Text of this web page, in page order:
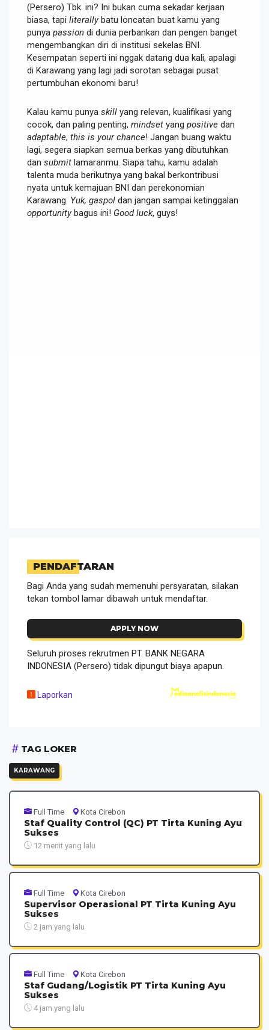
(Persero) Tbk. ini? Ini bukan cuma sekadar kerjaan
biasa, tapi literallybatu loncatan buat kamu yang
punya passion di dunia perbankan dan pengen banget
mengembangkan diri di institusi sekelas BNI.
Kesempatan seperti ini nggak datang dua kali, apalagi
di Karawang yang lagi jadi sorotan sebagai pusat
pertumbuhan ekonomi baru!
Kalau kamu punya skill yang relevan, kualifikasi yang
cocok, dan paling penting, mindset yang positive dan
adaptable, this is your chance! Jangan buang waktu
lagi, segera siapkan semua berkas yang dibutuhkan
dan submit lamaranmu. Siapa tahu, kamu adalah
talenta muda berikutnya yang bakal berkontribusi
nyata untuk kemajuan BNI dan perekonomian
Karawang. Yuk, gaspol dan jangan sampai ketinggalan
opportunitybagus ini! Good luck, guys!
PENDAFTARAN
Bagi Anda yang sudah memenuhi persyaratan, silakan
tekan tombol lamar dibawah untuk mendaftar.
APPLY NOW
Seluruh proses rekrutmen PT. BANK NEGARA
INDONESIA (Persero) tidak dipungut biaya apapun.
Laporkan
TAG LOKER
KARAWANG
Full Time Kota Cirebon
Staf Quality Control (QC) PT Tirta Kuning Ayu
Sukses
12 menit yang lalu
Full Time Kota Cirebon
Supervisor Operasional PT Tirta Kuning Ayu
Sukses
2 jam yang lalu
Full Time Kota Cirebon
Staf Gudang/Logistik PT Tirta Kuning Ayu
Sukses
4 jam yang lalu